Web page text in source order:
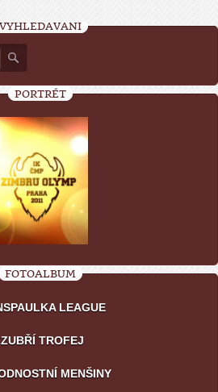
VYHLEDÁVÁNÍ
PORTRÉT
FOTOALBUM
LEAGUE
TROFEJ
MENŠINY